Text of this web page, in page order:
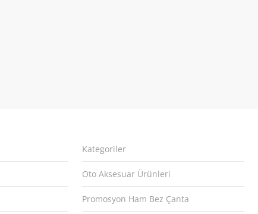
Kategoriler
Oto Aksesuar Ürünleri
Promosyon Ham Bez Çanta